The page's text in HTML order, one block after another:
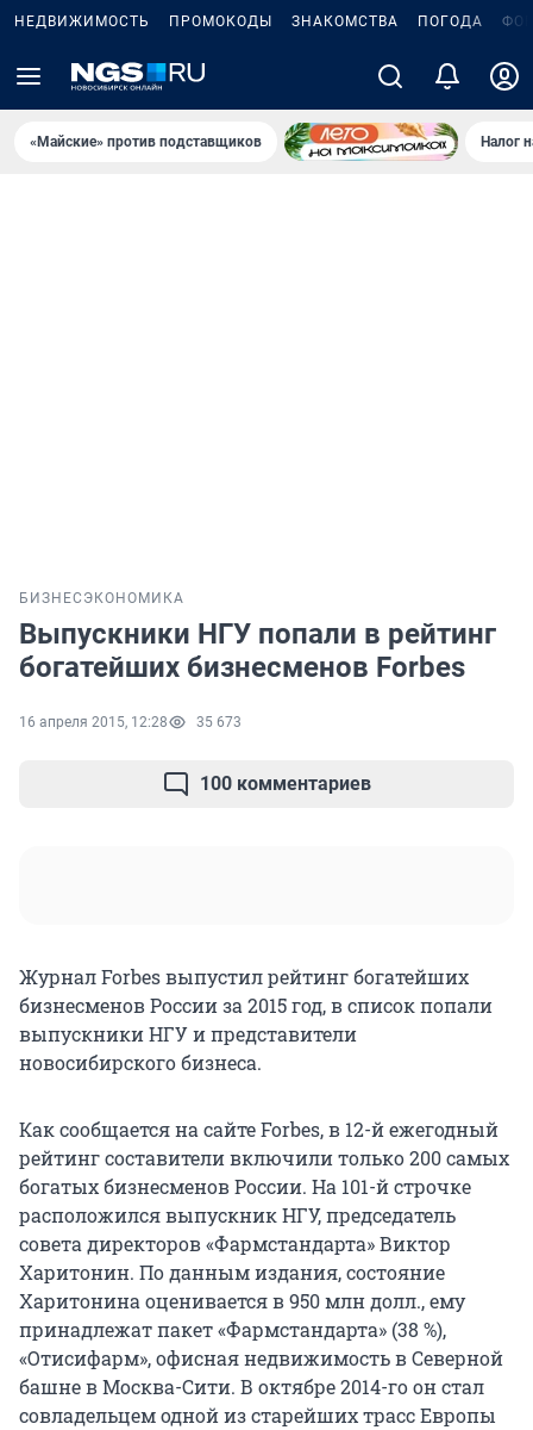
НЕДВИЖИМОСТЬ ПРОМОКОДЫ ЗНАКОМСТВА ПОГОДА
«Майские» против подставщиков Налог
БИЗНЕС ЭКОНОМИКА
Выпускники НГУ попали в рейтинг
богатейших бизнесменов Forbes
16 апреля 2015, 12:28 35 673
100 комментариев
Журнал Forbes выпустил рейтинг богатейших
бизнесменов России за 2015 год, в список попали
выпускники НГУ и представители
новосибирского бизнеса.
Как сообщается на сайте Forbes, в 12-й ежегодный
рейтинг составители включили только 200 самых
богатых бизнесменов России. На 101-й строчке
расположился выпускник НГУ, председатель
совета директоров «Фармстандарта» Виктор
Харитонин. По данным издания, состояние
Харитонина оценивается в 950 млн долл., ему
принадлежат пакет «Фармстандарта» (38 %),
«Отисифарм», офисная недвижимость в Северной
башне в Москва-Сити. В октябре 2014-го он стал
совладельцем одной из старейших трасс Европы